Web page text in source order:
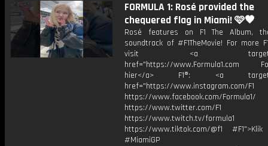
FORMULA 1: Rosé provided the
chequered flag in Miami! 🩷🖤
Rosé features on F1 The Album,
soundtrack of #F1TheMovie! For more
visit <a
href="https://www.Formula1.com
hier</a> F1®: <a
href="https://www.instagram.com/F1
https://www.facebook.com/Formula1/
https://www.twitter.com/F1
https://www.twitch.tv/formula1
https://www.tiktok.com/@f1
#MiamiGP